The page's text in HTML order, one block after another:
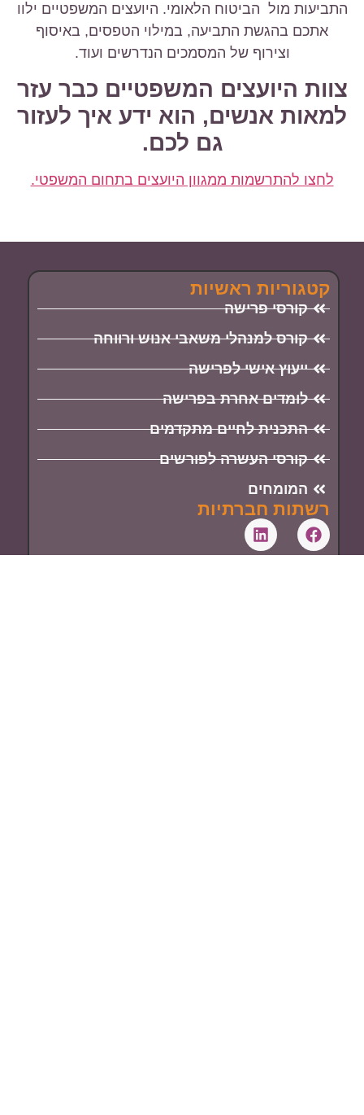
התביעות מול הביטוח הלאומי. היועצים המשפטיים ילוו
אתכם בהגשת התביעה, במילוי הטפסים, באיסוף
וצירוף של המסמכים הנדרשים ועוד.
צוות היועצים המשפטיים כבר עזר
למאות אנשים, הוא ידע איך לעזור
גם לכם.
לחצו להתרשמות ממגוון היועצים בתחום המשפטי.
קטגוריות ראשיות
קורסי פרישה
קורס למנהלי משאבי אנוש ורווחה
ייעוץ אישי לפרישה
לומדים אחרת בפרישה
התכנית לחיים מתקדמים
קורסי העשרה לפורשים
המומחים
רשתות חברתיות